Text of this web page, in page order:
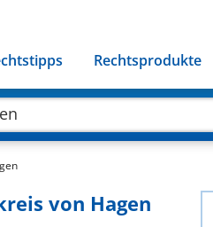
Rechtsprodukte
von Hagen